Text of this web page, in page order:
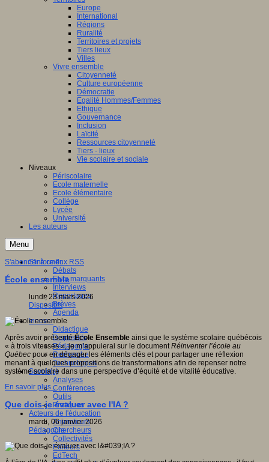
Europe
International
Régions
Ruralité
Territoires et projets
Tiers lieux
Villes
Vivre ensemble
Citoyenneté
Culture européenne
Démocratie
Egalité Hommes/Femmes
Ethique
Gouvernance
Inclusion
Laïcité
Ressources citoyenneté
Tiers - lieux
Vie scolaire et sociale
Niveaux
Périscolaire
Ecole maternelle
Ecole élémentaire
Collège
Lycée
Université
Les auteurs
Menu
S'informer
Débats
Faits marquants
Interviews
Reportages
Brèves
Agenda
Innover
Didactique
Dispositifs
Pédagogie
Recherche
Technologies
Savoir(s)
Analyses
Conférences
Outils
Pratiques
Acteurs de l'éducation
Animateurs
Chercheurs
Collectivités
Editeurs
EdTech
S'abonner à ce flux RSS
École ensemble
lundi, 23 mars 2026
Dispositifs
Après avoir présentéÉcole Ensemble ainsi que le système scolaire québécois
« à trois vitesses », je m’appuierai sur le documentRéinventer l’école au
Québec pour en dégager les éléments clés et pour partager une réflexion
menant à quelques propositions de transformations afin de repenser notre
système scolaire dans une perspective d’équité et de vitalité éducative.
En savoir plus...
Que dois-je évaluer avec l'IA ?
mardi, 06 janvier 2026
Pédagogie